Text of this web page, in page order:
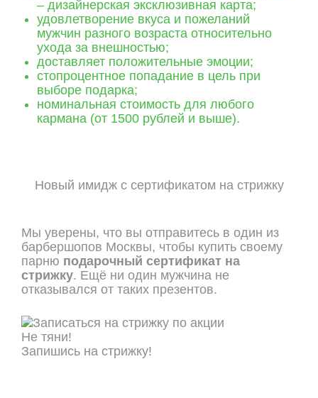
– дизайнерская эксклюзивная карта;
удовлетворение вкуса и пожеланий
мужчин разного возраста относительно
ухода за внешностью;
доставляет положительные эмоции;
стопроцентное попадание в цель при
выборе подарка;
номинальная стоимость для любого
кармана (от 1500 рублей и выше).
Новый имидж с сертификатом на стрижку
Мы уверены, что вы отправитесь в один из
барбершопов Москвы, чтобы купить своему
парню подарочный сертификат на
стрижку. Ещё ни один мужчина не
отказывался от таких презентов.
Не тяни!
Запишись на стрижку!